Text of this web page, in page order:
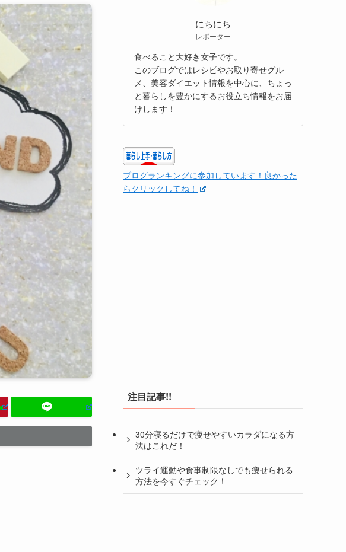
にちにち
レポーター
食べること大好き女子です。
このブログではレシピやお取り寄せグル
メ、美容ダイエット情報を中心に、ちょっ
と暮らしを豊かにするお役立ち情報をお届
けします！
ブログランキングに参加しています！良かった
らクリックしてね！
注目記事!!
30分寝るだけで痩せやすいカラダになる方
法はこれだ！
ツライ運動や食事制限なしでも痩せられる
方法を今すぐチェック！